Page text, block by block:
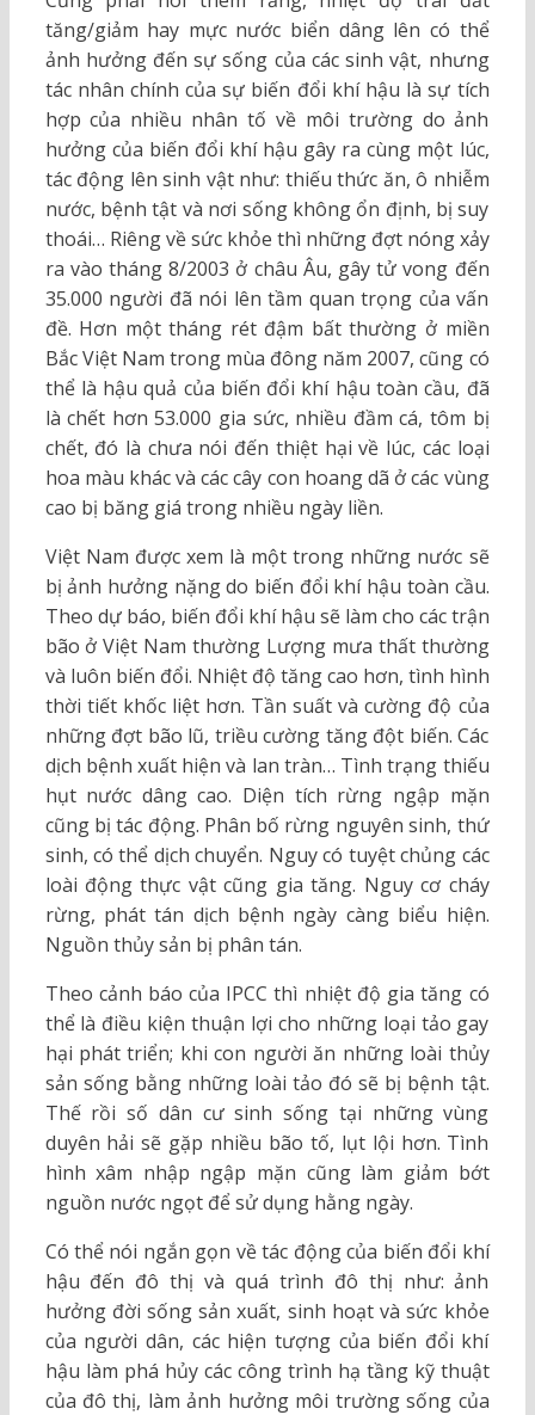
tăng/giảm hay mực nước biển dâng lên có thể
ảnh hưởng đến sự sống của các sinh vật, nhưng
tác nhân chính của sự biến đổi khí hậu là sự tích
hợp của nhiều nhân tố về môi trường do ảnh
hưởng của biến đổi khí hậu gây ra cùng một lúc,
tác động lên sinh vật như: thiếu thức ăn, ô nhiễm
nước, bệnh tật và nơi sống không ổn định, bị suy
thoái… Riêng về sức khỏe thì những đợt nóng xảy
ra vào tháng 8/2003 ở châu Âu, gây tử vong đến
35.000 người đã nói lên tầm quan trọng của vấn
đề. Hơn một tháng rét đậm bất thường ở miền
Bắc Việt Nam trong mùa đông năm 2007, cũng có
thể là hậu quả của biến đổi khí hậu toàn cầu, đã
là chết hơn 53.000 gia sức, nhiều đầm cá, tôm bị
chết, đó là chưa nói đến thiệt hại về lúc, các loại
hoa màu khác và các cây con hoang dã ở các vùng
cao bị băng giá trong nhiều ngày liền.
Việt Nam được xem là một trong những nước sẽ
bị ảnh hưởng nặng do biến đổi khí hậu toàn cầu.
Theo dự báo, biến đổi khí hậu sẽ làm cho các trận
bão ở Việt Nam thường Lượng mưa thất thường
và luôn biến đổi. Nhiệt độ tăng cao hơn, tình hình
thời tiết khốc liệt hơn. Tần suất và cường độ của
những đợt bão lũ, triều cường tăng đột biến. Các
dịch bệnh xuất hiện và lan tràn… Tình trạng thiếu
hụt nước dâng cao. Diện tích rừng ngập mặn
cũng bị tác động. Phân bố rừng nguyên sinh, thứ
sinh, có thể dịch chuyển. Nguy có tuyệt chủng các
loài động thực vật cũng gia tăng. Nguy cơ cháy
rừng, phát tán dịch bệnh ngày càng biểu hiện.
Nguồn thủy sản bị phân tán.
Theo cảnh báo của IPCC thì nhiệt độ gia tăng có
thể là điều kiện thuận lợi cho những loại tảo gay
hại phát triển; khi con người ăn những loài thủy
sản sống bằng những loài tảo đó sẽ bị bệnh tật.
Thế rồi số dân cư sinh sống tại những vùng
duyên hải sẽ gặp nhiều bão tố, lụt lội hơn. Tình
hình xâm nhập ngập mặn cũng làm giảm bớt
nguồn nước ngọt để sử dụng hằng ngày.
Có thể nói ngắn gọn về tác động của biến đổi khí
hậu đến đô thị và quá trình đô thị như: ảnh
hưởng đời sống sản xuất, sinh hoạt và sức khỏe
của người dân, các hiện tượng của biến đổi khí
hậu làm phá hủy các công trình hạ tầng kỹ thuật
của đô thị, làm ảnh hưởng môi trường sống của